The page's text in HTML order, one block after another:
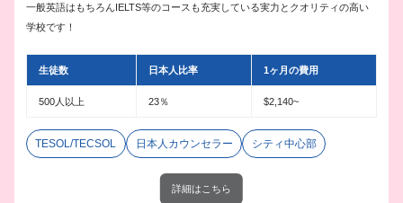
一般英語はもちろんIELTS等のコースも充実している実力とクオリティの高い
学校です！
生徒数 日本人比率 1ヶ月の費用
500人以上 23％ $2,140~
TESOL/TECSOL 日本人カウンセラー シティ中心部
詳細はこちら